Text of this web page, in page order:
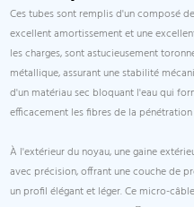
Ces tubes sont remplis d'un composé
excellent amortissement et une
les charges, sont astucieusement
métallique, assurant une stabilité
d'un matériau sec bloquant l'eau qui
efficacement les fibres de la
À l'extérieur du noyau, une gaine
avec précision, offrant une couche de
un profil élégant et léger. Ce micro-